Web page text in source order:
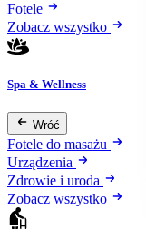
Fotele
Zobacz wszystko
Spa & Wellness
Wróć
Fotele do masażu
Urządzenia
Zdrowie i uroda
Zobacz wszystko